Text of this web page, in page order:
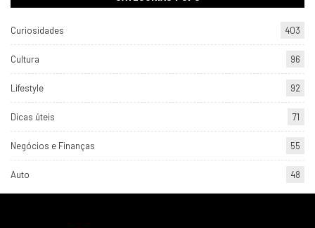
Curiosidades 403
Cultura 96
Lifestyle 92
Dicas úteis 71
Negócios e Finanças 55
Auto 48